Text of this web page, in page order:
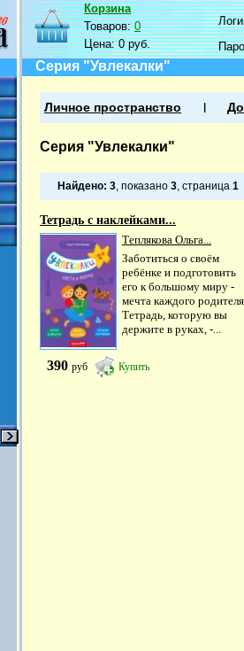
Корзина
Товаров:0
Цена:0 руб.
Серия "Увлекалки"
Личное пространство
Серия "Увлекалки"
Найдено: 3, показано 3, страница 1
Тетрадь с наклейками...
Теплякова Ольга...
Заботиться о своём
ребёнке и подготовить
его к большому миру -
мечта каждого
Тетрадь, которую вы
держите в руках, -...
390 руб Купить